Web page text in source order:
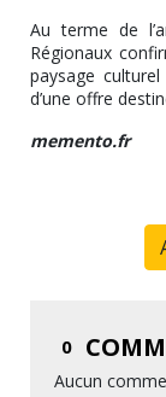
Au terme de
Régionaux
paysage
d’une offre
memento.fr
0
Aucun